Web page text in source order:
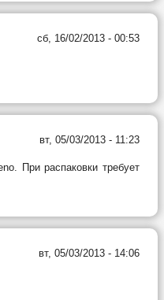
сб, 16/02/2013 - 00:53
вт, 05/03/2013 - 11:23
При распаковки требует
вт, 05/03/2013 - 14:06